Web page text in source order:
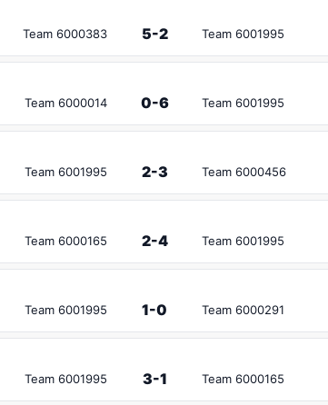
Team 6000383 5-2 Team 6001995
Team 6000014 0-6 Team 6001995
Team 6001995 2-3 Team 6000456
Team 6000165 2-4 Team 6001995
Team 6001995 1-0 Team 6000291
Team 6001995 3-1 Team 6000165